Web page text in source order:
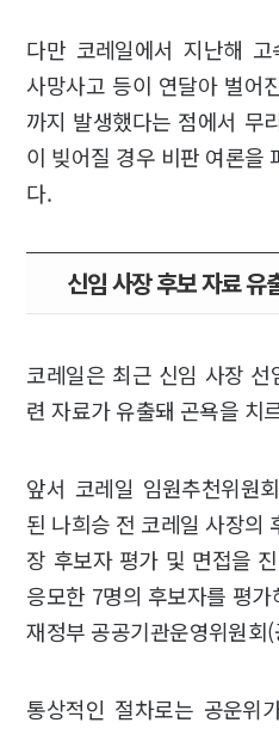
다만 코레일에서 지난해
사망사고 등이 연달아 벌어
까지 발생했다는 점에서 무
이 빚어질 경우 비판 여론을
다.
신임 사장 후보 자료
코레일은 최근 신임 사장
련 자료가 유출돼 곤욕을 치
앞서 코레일 임원추천위원
된 나희승 전 코레일 사장의
장 후보자 평가 및 면접을
응모한 7명의 후보자를 평
재정부 공공기관운영위원회
통상적인 절차로는 공운위